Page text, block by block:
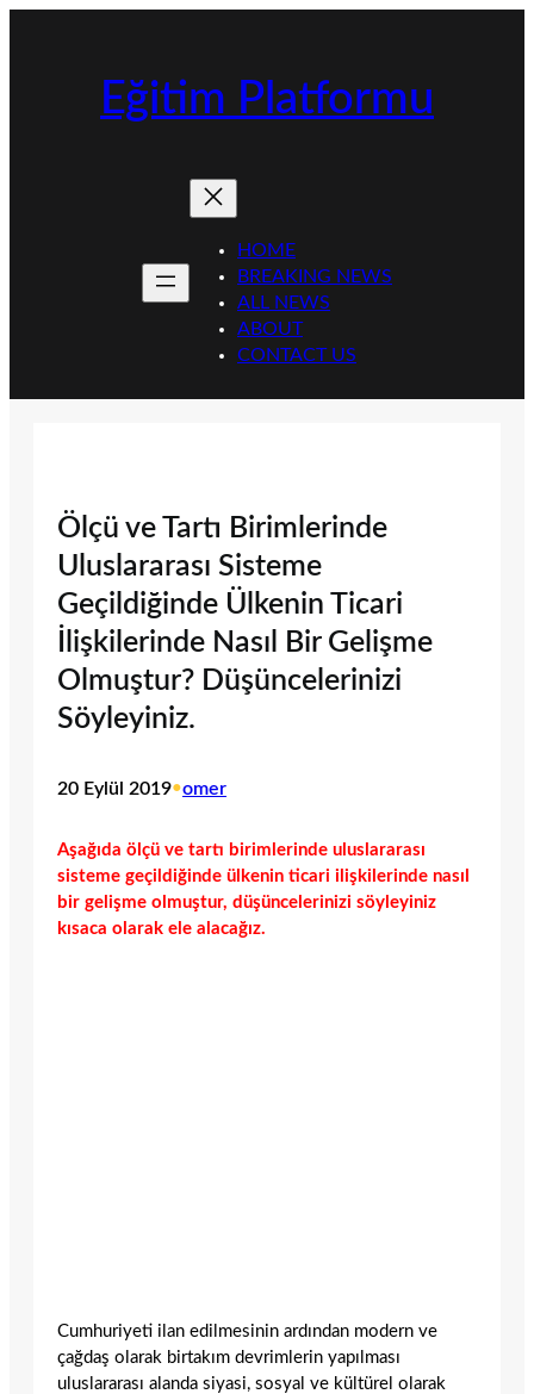
Eğitim Platformu
HOME
BREAKING NEWS
ALL NEWS
ABOUT
CONTACT US
Ölçü ve Tartı Birimlerinde
Uluslararası Sisteme
Geçildiğinde Ülkenin Ticari
İlişkilerinde Nasıl Bir Gelişme
Olmuştur? Düşüncelerinizi
Söyleyiniz.
20 Eylül 2019•omer
Aşağıda ölçü ve tartı birimlerinde uluslararası
sisteme geçildiğinde ülkenin ticari ilişkilerinde nasıl
bir gelişme olmuştur, düşüncelerinizi söyleyiniz
kısaca olarak ele alacağız.
Cumhuriyeti ilan edilmesinin ardından modern ve
çağdaş olarak birtakım devrimlerin yapılması
uluslararası alanda siyasi, sosyal ve kültürel olarak